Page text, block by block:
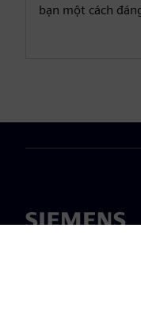
bạn một cách